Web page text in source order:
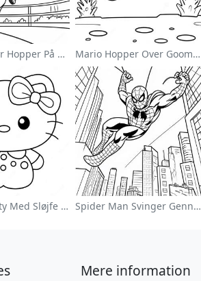
Wwe Wrestler Hopper På Modstander Farvelægningsside Mario Hopper Over Goombas Farvelægningsside
Sød Hello Kitty Med Sløjfe Farvelægningsside Spider Man Svinger Gennem Byen Farvelægningsside
Mere information